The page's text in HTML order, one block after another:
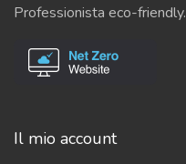
Professionista eco-friendly.
Il mio account